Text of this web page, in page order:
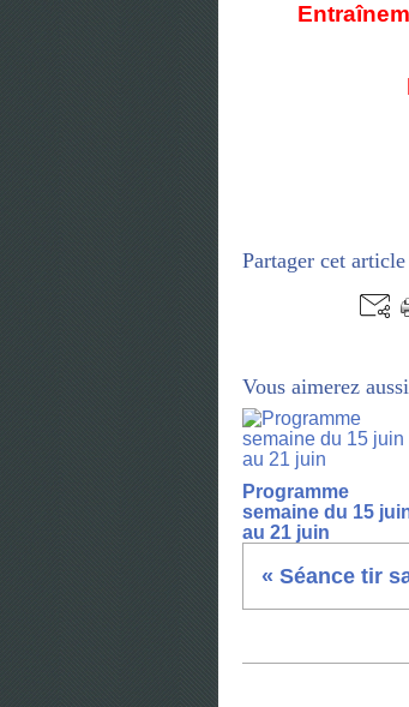
Partager cet article
Vous aimerez
Programme
semaine du 15
au 21 juin
« Séance tir